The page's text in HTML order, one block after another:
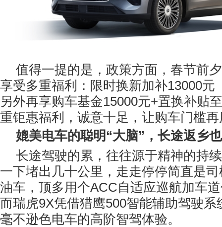
值得一提的是，政策方面，春节前
享受多重福利：限时换新加补13000元
另外再享购车基金15000元+置换补贴
重钜惠福利，诚意十足，让购车门槛
媲美电车的聪明“大脑”，长途返乡
长途驾驶的累，往往源于精神的持
一下堵出几十公里，走走停停简直是
油车，顶多用个ACC自适应巡航加车
而瑞虎9X凭借猎鹰500智能辅助驾驶系
毫不逊色电车的高阶智驾体验。